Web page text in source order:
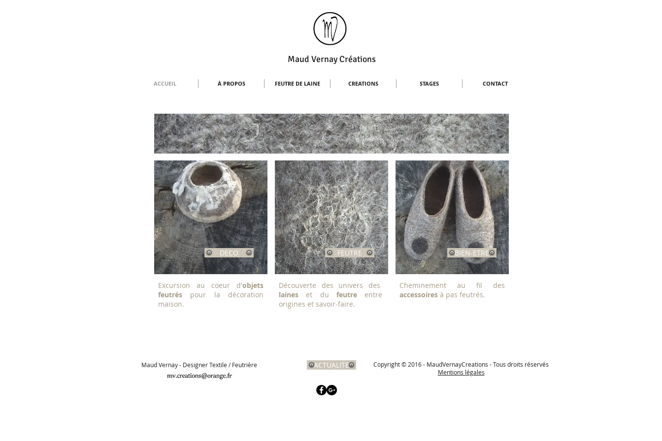
Maud Vernay Créations
ACCUEIL À PROPOS FEUTRE DE LAINE CREATIONS STAGES CONTACT
DECO
Excursion au coeur d'objets
feutrés pour la décoration
maison.
FEUTRE
Découverte des univers des
laines et du feutreentre
origines et savoir-faire.
BIEN-ETRE
Cheminement au fil des
accessoires à pas feutrés.
Maud Vernay - Designer Textile / Feutrière ACTUALITE
Copyright © 2016 - MaudVernayCreations - Tous droits réservés
Mentions légales